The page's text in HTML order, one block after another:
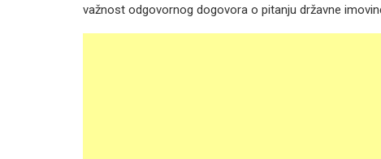
važnost odgovornog dogovora o pitanju državne